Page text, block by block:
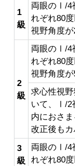
1
級
両眼のⅠ/4
れぞれ80
視野角度
2
級
両眼のⅠ/4
れぞれ80
視野角度
求心性視
いて、Ⅰ/2
内におさ
改正後もカ
3
級
両眼のⅠ/4
れぞれ80